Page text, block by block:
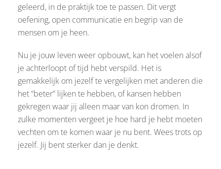
geleerd, in de praktijk toe te passen. Dit vergt
oefening, open communicatie en begrip van de
mensen om je heen.
Nu je jouw leven weer opbouwt, kan het voelen alsof
je achterloopt of tijd hebt verspild. Het is
gemakkelijk om jezelf te vergelijken met anderen die
het “beter” lijken te hebben, of kansen hebben
gekregen waar jij alleen maar van kon dromen. In
zulke momenten vergeet je hoe hard je hebt moeten
vechten om te komen waar je nu bent. Wees trots op
jezelf. Jij bent sterker dan je denkt.